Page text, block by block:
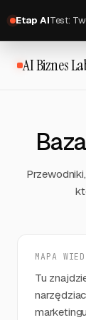
Etap AITest:
AI Biznes
MAPA
Tu